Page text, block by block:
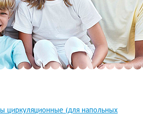
циркуляционные (для напольных